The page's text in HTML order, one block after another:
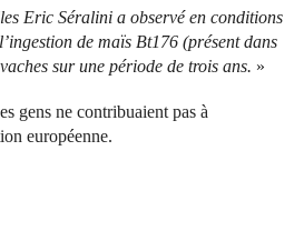
Eric Séralini a observé en conditions
de maïs Bt176 (présent dans
sur une période de trois ans. »
gens ne contribuaient pas à
européenne.